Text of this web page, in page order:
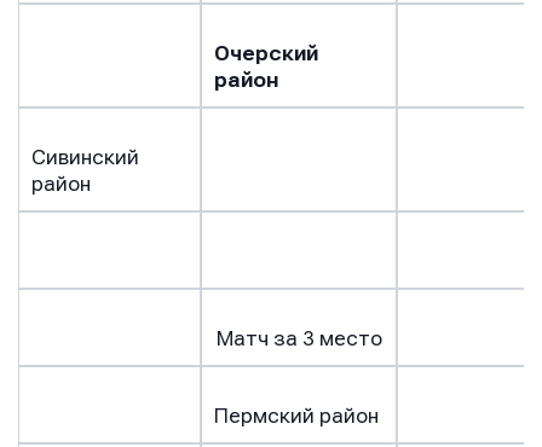
Очерский
район
Сивинский
район
Матч за 3 место
Пермский район